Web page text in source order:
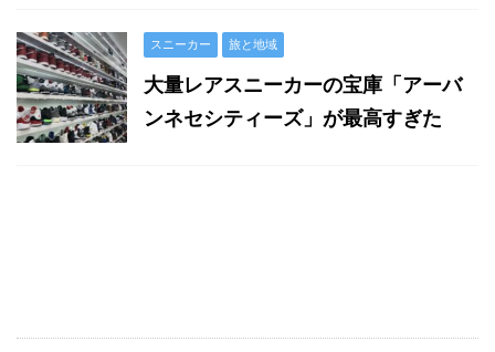
スニーカー 旅と地域
大量レアスニーカーの宝庫「アーバ
ンネセシティーズ」が最高すぎた